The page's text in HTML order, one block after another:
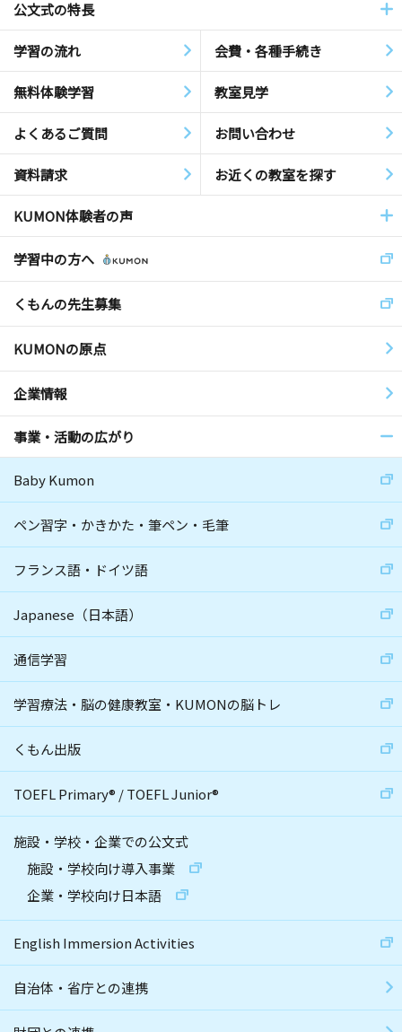
公文式の特長
学習の流れ 会費・各種手続き
無料体験学習 教室見学
よくあるご質問 お問い合わせ
資料請求 お近くの教室を探す
KUMON体験者の声
学習中の方へ
くもんの先生募集
KUMONの原点
企業情報
事業・活動の広がり
Baby Kumon
ペン習字・かきかた・筆ペン・毛筆
フランス語・ドイツ語
Japanese（日本語）
通信学習
学習療法・脳の健康教室・KUMONの脳トレ
くもん出版
TOEFL Primary® /TOEFL Junior®
施設・学校・企業での公文式
施設・学校向け導入事業
企業・学校向け日本語
English Immersion Activities
自治体・省庁との連携